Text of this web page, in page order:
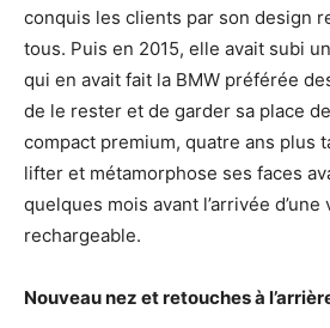
conquis les clients par son design
tous. Puis en 2015, elle avait subi
qui en avait fait la BMW préférée
de le rester et de garder sa place
compact premium, quatre ans plus
lifter et métamorphose ses faces
quelques mois avant l’arrivée
rechargeable.
Nouveau nez et retouches à